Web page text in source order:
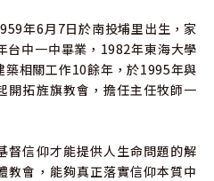
形象的建立不是藉由外在事物來
的，我們的生命有寶貴的價值，
，這是任何外在因素都無法動搖
、傷害、憂傷交給神，專注於神
發現發生在自己身上的每件事，
年6月7日於南投埔里出生，家
台中一中畢業，1982年東海大學
相關工作10餘年，於1995年與
開拓旌旗教會，擔任主任牧師一
督信仰才能提供人生命問題的解
教會，能夠真正落實信仰本質中